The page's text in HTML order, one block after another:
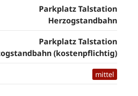
Parkplatz Talstation
Herzogstandbahn
Parkplatz Talstation
(kostenpflichtig)
mittel